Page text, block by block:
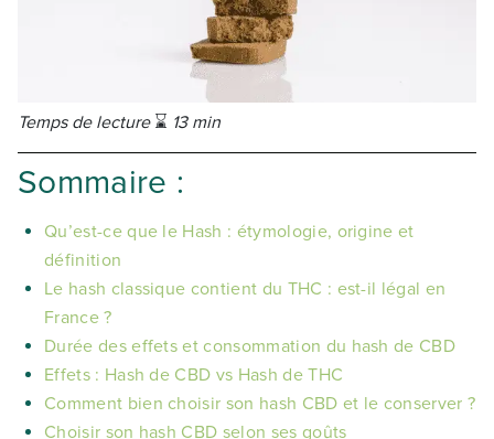
Temps de lecture ⌛ 13 min
Sommaire :
Qu’est-ce que le Hash : étymologie, origine et
définition
Le hash classique contient du THC : est-il légal en
France ?
Durée des effets et consommation du hash de CBD
Effets : Hash de CBD vs Hash de THC
Comment bien choisir son hash CBD et le conserver ?
Choisir son hash CBD selon ses goûts